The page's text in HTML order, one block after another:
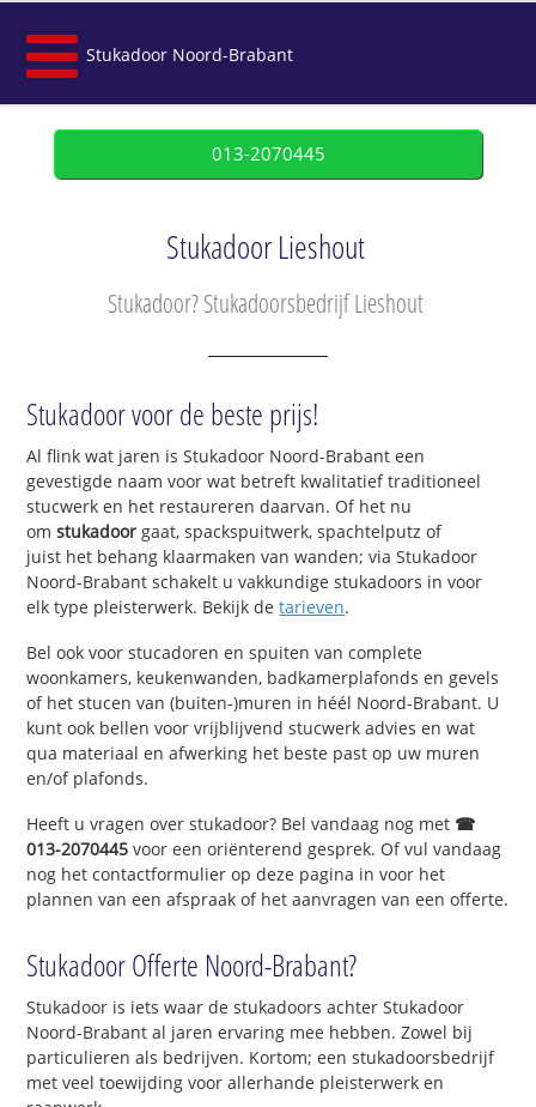
Stukadoor Noord-Brabant
013-2070445
Stukadoor Lieshout
Stukadoor? Stukadoorsbedrijf Lieshout
Stukadoor voor de beste prijs!
Al flink wat jaren is Stukadoor Noord-Brabant een
gevestigde naam voor wat betreft kwalitatief traditioneel
stucwerk en het restaureren daarvan. Of het nu
omstukadoor gaat, spackspuitwerk, spachtelputz of
juist het behang klaarmaken van wanden; via Stukadoor
Noord-Brabant schakelt u vakkundige stukadoors in voor
elk type pleisterwerk. Bekijk detarieven.
Bel ook voor stucadoren en spuiten van complete
woonkamers, keukenwanden, badkamerplafonds en gevels
of het stucen van (buiten-)muren in héél Noord-Brabant. U
kunt ook bellen voor vrijblijvend stucwerk advies en wat
qua materiaal en afwerking het beste past op uw muren
en/of plafonds.
Heeft u vragen over stukadoor? Bel vandaag nog met ☎
013-2070445 voor een oriënterend gesprek. Of vul vandaag
nog het contactformulier op deze pagina in voor het
plannen van een afspraak of het aanvragen van een offerte.
Stukadoor Offerte Noord-Brabant?
Stukadoor is iets waar de stukadoors achter Stukadoor
Noord-Brabant al jaren ervaring mee hebben. Zowel bij
particulieren als bedrijven. Kortom; een stukadoorsbedrijf
met veel toewijding voor allerhande pleisterwerk en